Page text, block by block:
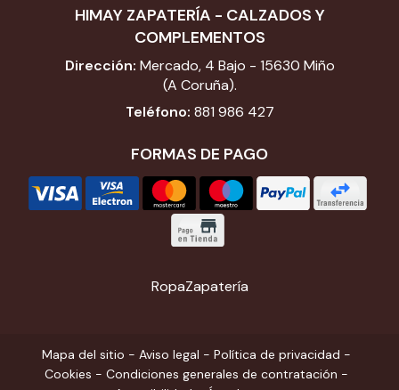
HIMAY ZAPATERÍA - CALZADOS Y
COMPLEMENTOS
Dirección: Mercado, 4 Bajo - 15630 Miño
(A Coruña).
Teléfono: 881 986 427
FORMAS DE PAGO
RopaZapatería
Mapa del sitio - Aviso legal - Política de privacidad -
Cookies - Condiciones generales de contratación -